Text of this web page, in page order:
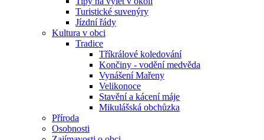
Turistické suvenýry
Jízdní řády
Kultura v obci
Tradice
Tříkrálové koledování
Končiny - vodění medvěda
Vynášení Mařeny
Velikonoce
Stavění a kácení máje
Mikulášská obchůzka
Příroda
Osobnosti